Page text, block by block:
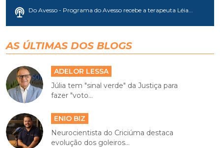
Do Avesso - Programa do Avesso recebe a terapeuta Léia...
AS ÚLTIMAS DOS BLOGS
ADELOR LESSA
Júlia tem "sinal verde" da Justiça para
fazer "voto...
ENIO BIZ
Neurocientista do Criciúma destaca
evolução dos goleiros...